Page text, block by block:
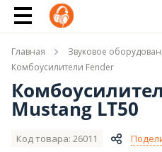
Имя
Телефон
Главная Звуковое
Комбоусилители Fender
Mustang LT50
Код товара: 26011